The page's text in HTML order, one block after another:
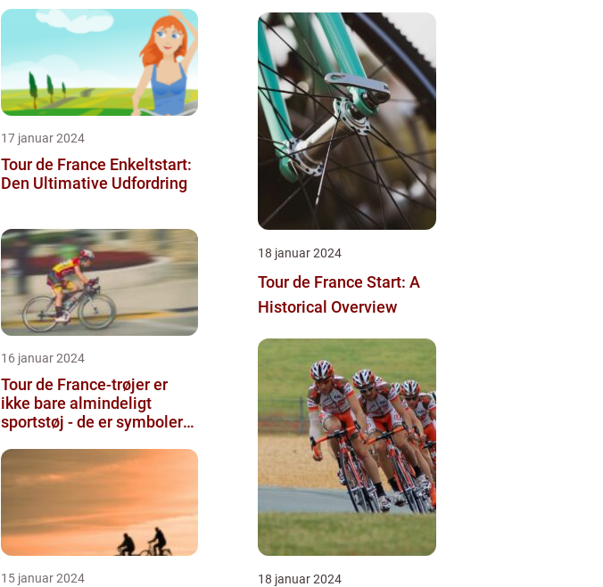
17 januar 2024
Tour de France Enkeltstart:
Den Ultimative Udfordring
16 januar 2024
Tour de France-trøjer er
ikke bare almindeligt
sportstøj - de er symboler
udholden...
15 januar 2024
18 januar 2024
Tour de France Start: A
Historical Overview
18 januar 2024